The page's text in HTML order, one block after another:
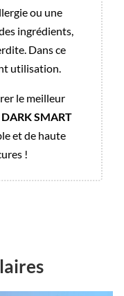
ou une
ingrédients,
Dans ce
utilisation.
le meilleur
DARK SMART
et de haute
!